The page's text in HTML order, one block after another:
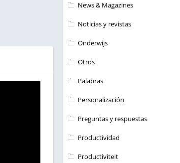
News & Magazines
Noticias y revistas
Onderwijs
Otros
Palabras
Personalización
Preguntas y respuestas
Productividad
Productiviteit